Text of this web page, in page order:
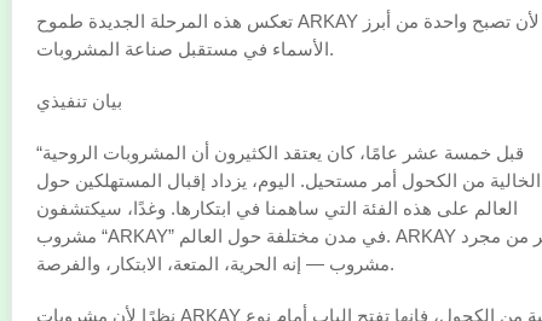
تعكس هذه المرحلة الجديدة طموح ARKAY لأن تصبح واحدة من أبرز
الأسماء في مستقبل صناعة المشروبات.
بيان تنفيذي
“قبل خمسة عشر عامًا، كان يعتقد الكثيرون أن المشروبات الروحية
الخالية من الكحول أمر مستحيل. اليوم، يزداد إقبال المستهلكين حول
العالم على هذه الفئة التي ساهمنا في ابتكارها. وغدًا، سيكتشفون
مشروب “ARKAY” في مدن مختلفة حول العالم. ARKAY أكثر من مجرد
مشروب — إنه الحرية، المتعة، الابتكار، والفرصة.
نظرًا لأن مشروبات ARKAY خالية من الكحول، فإنها تفتح الباب أمام نوع